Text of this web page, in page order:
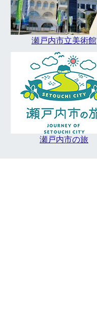
瀬戸内市立美術館
瀬戸内市の旅